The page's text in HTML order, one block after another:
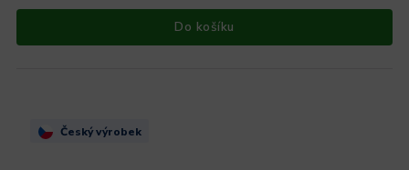
Do košíku
Český výrobek